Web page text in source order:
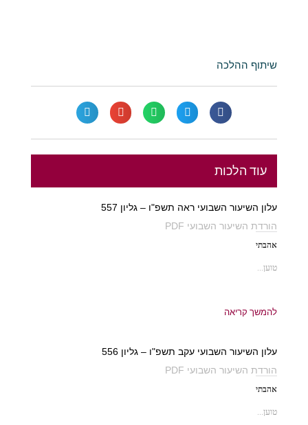
שיתוף ההלכה
עוד הלכות
עלון השיעור השבועי ראה תשפ"ו – גליון 557
הורדת השיעור השבועי PDF
אהבתי
טוען...
להמשך קריאה
עלון השיעור השבועי עקב תשפ"ו – גליון 556
הורדת השיעור השבועי PDF
אהבתי
טוען...